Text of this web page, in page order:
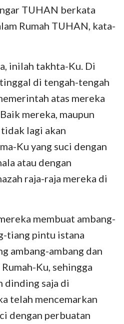
TUHAN berkata
Rumah TUHAN, kata-
inilah takhta-Ku. Di
di tengah-tengah
atas mereka
mereka, maupun
lagi akan
Ku yang suci dengan
atau dengan
raja-raja mereka di
membuat ambang-
tiang pintu istana
ambang-ambang dan
Ku, sehingga
dinding saja di
telah mencemarkan
dengan perbuatan